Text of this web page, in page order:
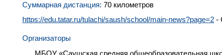
Суммарная дистанция: 70 километров
https://edu.tatar.ru/tulachi/saush/school/main-news?page=2 -
Организаторы